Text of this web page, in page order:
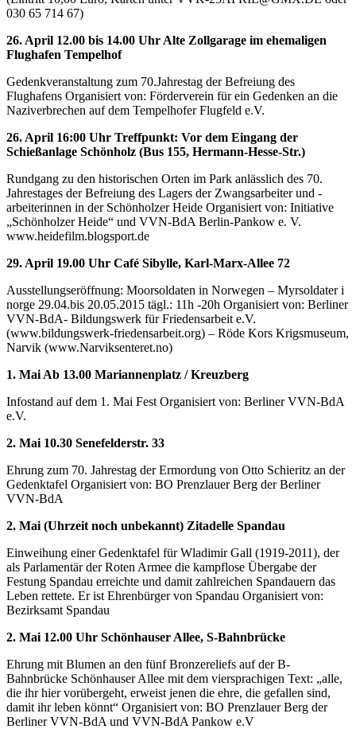
030 65 714 67)
26. April 12.00 bis 14.00 Uhr Alte Zollgarage im ehemaligen
Flughafen Tempelhof
Gedenkveranstaltung zum 70.Jahrestag der Befreiung des
Flughafens Organisiert von: Förderverein für ein Gedenken an die
Naziverbrechen auf dem Tempelhofer Flugfeld e.V.
26. April 16:00 Uhr Treffpunkt: Vor dem Eingang der
Schießanlage Schönholz (Bus 155, Hermann-Hesse-Str.)
Rundgang zu den historischen Orten im Park anlässlich des 70.
Jahrestages der Befreiung des Lagers der Zwangsarbeiter und -
arbeiterinnen in der Schönholzer Heide Organisiert von: Initiative
„Schönholzer Heide“ und VVN-BdA Berlin-Pankow e. V.
www.heidefilm.blogsport.de
29. April 19.00 Uhr Café Sibylle, Karl-Marx-Allee 72
Ausstellungseröffnung: Moorsoldaten in Norwegen – Myrsoldater i
norge 29.04.bis 20.05.2015 tägl.: 11h -20h Organisiert von: Berliner
VVN-BdA- Bildungswerk für Friedensarbeit e.V.
(www.bildungswerk-friedensarbeit.org) – Röde Kors Krigsmuseum,
Narvik (www.Narviksenteret.no)
1. Mai Ab 13.00 Mariannenplatz / Kreuzberg
Infostand auf dem 1. Mai Fest Organisiert von: Berliner VVN-BdA
e.V.
2. Mai 10.30 Senefelderstr. 33
Ehrung zum 70. Jahrestag der Ermordung von Otto Schieritz an der
Gedenktafel Organisiert von: BO Prenzlauer Berg der Berliner
VVN-BdA
2. Mai (Uhrzeit noch unbekannt) Zitadelle Spandau
Einweihung einer Gedenktafel für Wladimir Gall (1919-2011), der
als Parlamentär der Roten Armee die kampflose Übergabe der
Festung Spandau erreichte und damit zahlreichen Spandauern das
Leben rettete. Er ist Ehrenbürger von Spandau Organisiert von:
Bezirksamt Spandau
2. Mai 12.00 Uhr Schönhauser Allee, S-Bahnbrücke
Ehrung mit Blumen an den fünf Bronzereliefs auf der B-
Bahnbrücke Schönhauser Allee mit dem viersprachigen Text: „alle,
die ihr hier vorübergeht, erweist jenen die ehre, die gefallen sind,
damit ihr leben könnt“ Organisiert von: BO Prenzlauer Berg der
Berliner VVN-BdA und VVN-BdA Pankow e.V